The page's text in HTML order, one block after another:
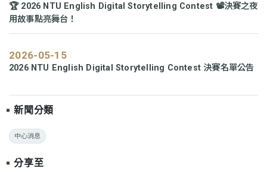
🏆 2026 NTU English Digital Storytelling Contest 📽️決賽之夜
用故事點亮舞台！
2026-05-15
2026 NTU English Digital Storytelling Contest 決賽名單公告
新聞分類
中心消息
分享至